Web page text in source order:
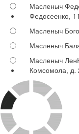
Масленыч
Федосеенко,
Масленыч
Масленыч
Масленыч
Комсомола, д.